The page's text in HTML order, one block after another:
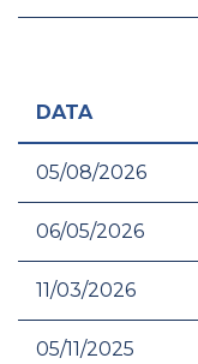
DATA
05/08/2026
06/05/2026
11/03/2026
05/11/2025